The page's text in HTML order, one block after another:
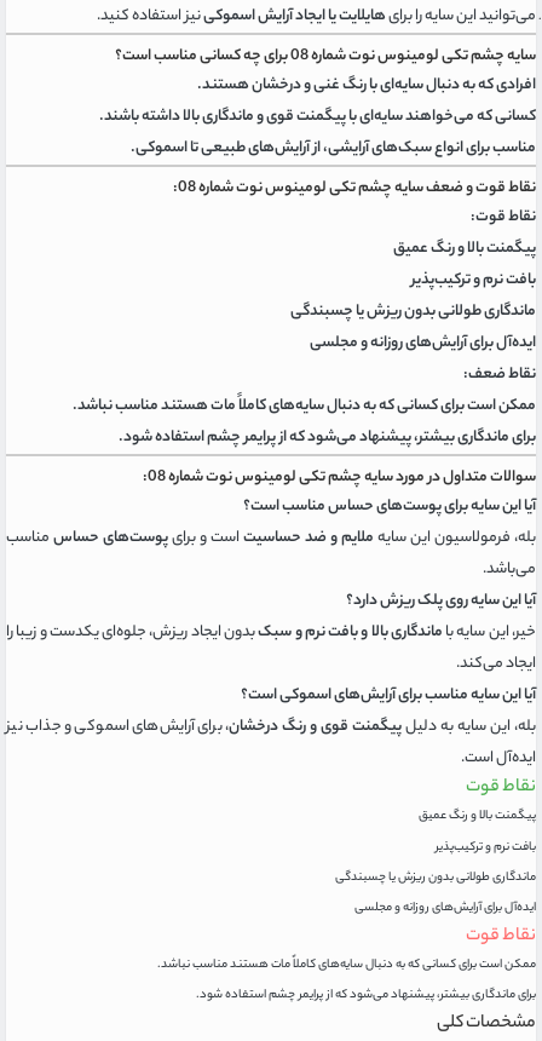
می‌توانید این سایه را برایهایلایت یا ایجاد آرایش اسموکینیز استفاده کنید.
سایه چشم تکی لومینوس نوت شماره 08 برای چه کسانی مناسب است؟
افرادی که به دنبال سایه‌ای با رنگ غنی و درخشان هستند.
کسانی که می‌خواهند سایه‌ای با پیگمنت قوی و ماندگاری بالا داشته باشند.
مناسب برای انواع سبک‌های آرایشی، از آرایش‌های طبیعی تا اسموکی.
نقاط قوت و ضعف سایه چشم تکی لومینوس نوت شماره 08:
نقاط قوت:
پیگمنت بالا و رنگ عمیق
بافت نرم و ترکیب‌پذیر
ماندگاری طولانی بدون ریزش یا چسبندگی
ایده‌آل برای آرایش‌های روزانه و مجلسی
نقاط ضعف:
ممکن است برای کسانی که به دنبال سایه‌های کاملاً مات هستند مناسب نباشد.
برای ماندگاری بیشتر، پیشنهاد می‌شود که از پرایمر چشم استفاده شود.
سوالات متداول در مورد سایه چشم تکی لومینوس نوت شماره 08:
آیا این سایه برای پوست‌های حساس مناسب است؟
بله، فرمولاسیون این سایهملایم و ضد حساسیتاست و برایپوست‌های حساسمناسب
می‌باشد.
آیا این سایه روی پلک ریزش دارد؟
خیر، این سایه باماندگاری بالا و بافت نرم و سبکبدون ایجاد ریزش، جلوه‌ای یکدست و زیبا را
ایجاد می‌کند.
آیا این سایه مناسب برای آرایش‌های اسموکی است؟
بله، این سایه به دلیلپیگمنت قوی و رنگ درخشان، برای آرایش‌های اسموکی و جذاب نیز
ایده‌آل است.
نقاط قوت
پیگمنت بالا و رنگ عمیق
بافت نرم و ترکیب‌پذیر
ماندگاری طولانی بدون ریزش یا چسبندگی
ایده‌آل برای آرایش‌های روزانه و مجلسی
نقاط قوت
ممکن است برای کسانی که به دنبال سایه‌های کاملاً مات هستند مناسب نباشد.
برای ماندگاری بیشتر، پیشنهاد می‌شود که از پرایمر چشم استفاده شود.
مشخصات کلی